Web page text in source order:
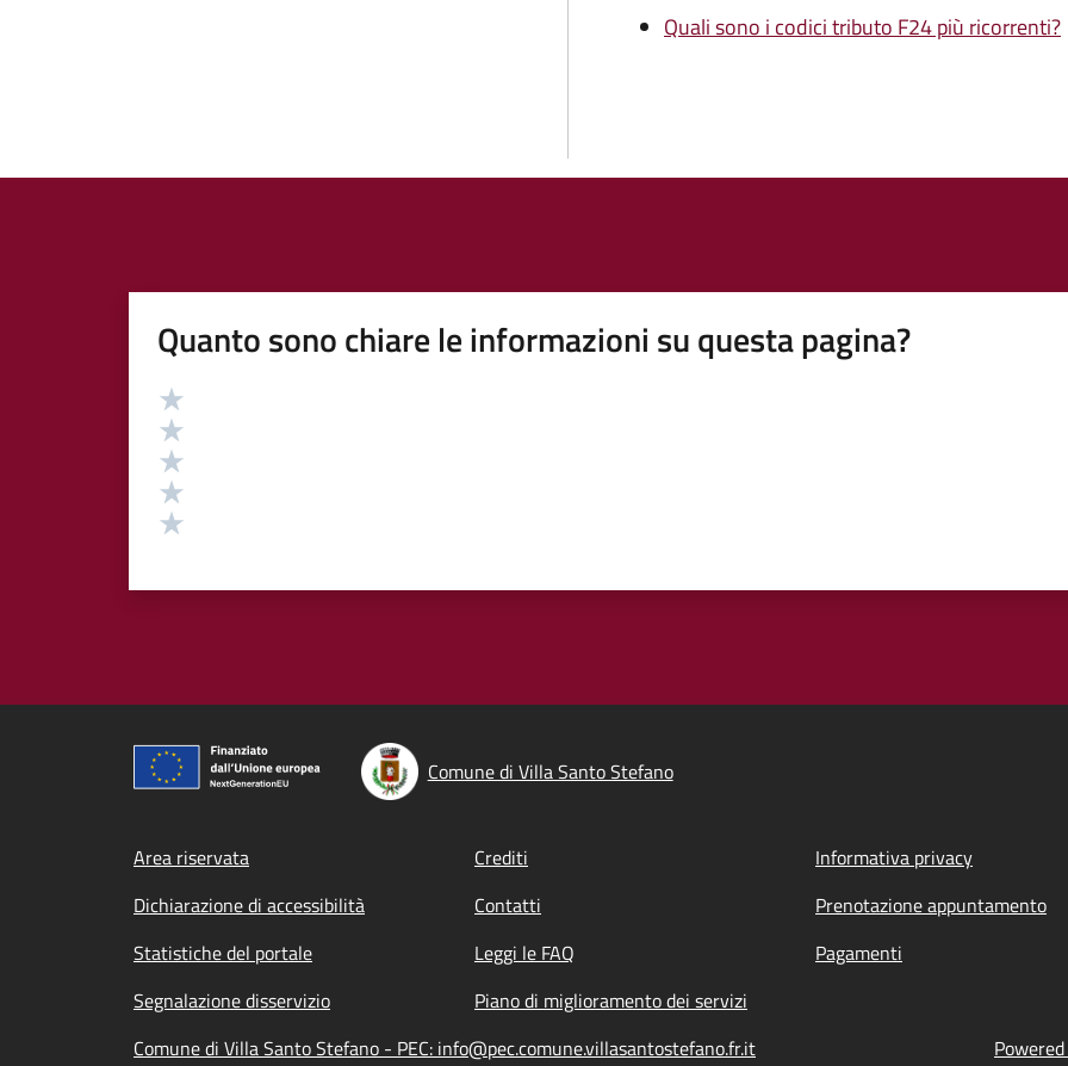
Quali sono i codici tributo F24 più ricorrenti?
Quanto sono chiare le informazioni su questa pagina?
Valutazione
Comune di Villa Santo Stefano
Footer menu
Area riservata Crediti
Informativa privacy
Dichiarazione di accessibilità
Contatti
Prenotazione appuntamento
Statistiche del portale
Leggi le FAQ
Pagamenti
Segnalazione disservizio
Piano di miglioramento dei servizi
Comune di Villa Santo Stefano - PEC: info@pec.comune.villasantostefano.fr.it